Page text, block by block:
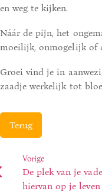
en weg te kijken.
Náár de pijn, het
moeilijk, onmogelijk of
Groei vind je in
zaadje werkelijk tot
Terug
Vorige
De plek van je
hiervan op je leven